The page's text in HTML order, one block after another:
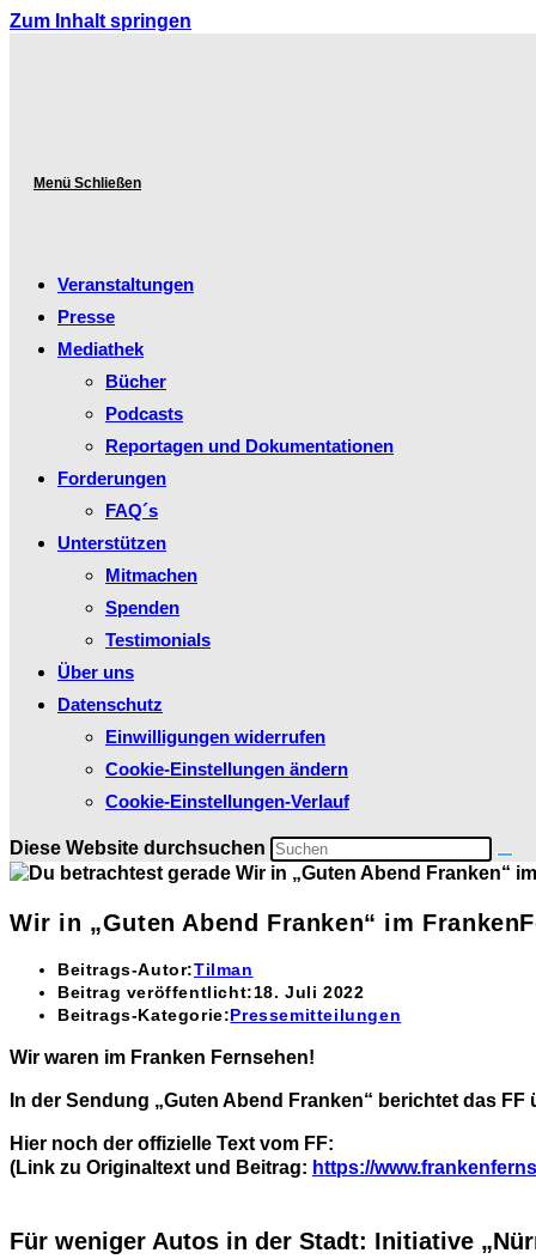
Zum Inhalt springen
Menü Schließen
Veranstaltungen
Presse
Mediathek
Bücher
Podcasts
Reportagen und Dokumentationen
Forderungen
FAQ´s
Unterstützen
Mitmachen
Spenden
Testimonials
Über uns
Datenschutz
Einwilligungen widerrufen
Cookie-Einstellungen ändern
Cookie-Einstellungen-Verlauf
Diese Website durchsuchen
Wir in „Guten Abend Franken“ im
Beitrags-Autor:Tilman
Beitrag veröffentlicht:18. Juli 2022
Beitrags-Kategorie:Pressemitteilungen
Wir waren im Franken Fernsehen!
In der Sendung „Guten Abend Franken“ berichtet das
Hier noch der offizielle Text vom FF:
(Link zu Originaltext und Beitrag: https://
Für weniger Autos in der Stadt: Initiative